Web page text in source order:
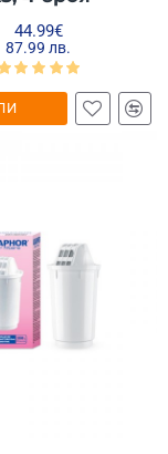
44.99€
87.99 лв.